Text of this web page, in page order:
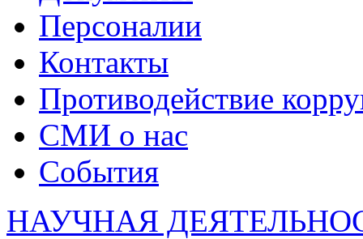
Персоналии
Контакты
Противодействие
СМИ о нас
События
НАУЧНАЯ